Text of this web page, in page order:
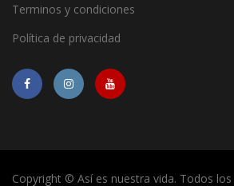
Terminos y condiciones
Política de privacidad
Copyright © Así es nuestra vida. Todos